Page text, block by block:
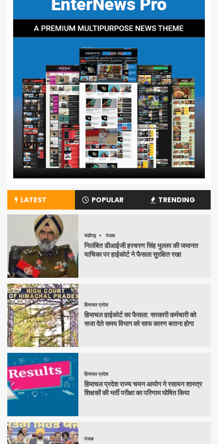
LATEST POPULAR TRENDING
चंडीगढ़ पंजाब
निलंबित डीआईजी हरचरण सिंह भुल्लर की जमानत
याचिका पर हाईकोर्ट ने फैसला सुरक्षित रखा
हिमाचल प्रदेश
हिमाचल हाईकोर्ट का फैसला: सरकारी कर्मचारी को
सजा देते समय विभाग को साफ कारण बताना होगा
हिमाचल प्रदेश
हिमाचल प्रदेश राज्य चयन आयोग ने रसायन शास्त्र
शिक्षकों की भर्ती परीक्षा का परिणाम घोषित किया
पंजाब